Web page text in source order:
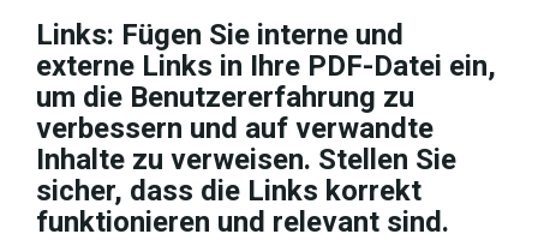
Links: Fügen Sie interne und
externe Links in Ihre PDF-Datei ein,
um die Benutzererfahrung zu
verbessern und auf verwandte
Inhalte zu verweisen. Stellen Sie
sicher, dass die Links korrekt
funktionieren und relevant sind.